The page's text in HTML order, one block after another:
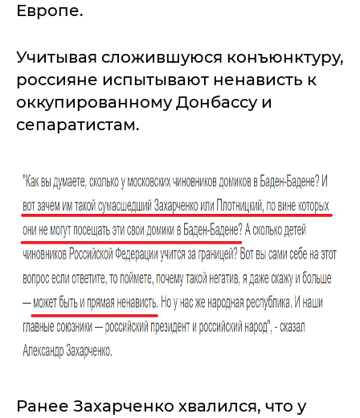
Европе.
Учитывая сложившуюся конъюнктуру,
россияне испытывают ненависть к
оккупированному Донбассу и
сепаратистам.
Ранее Захарченко хвалился, что у